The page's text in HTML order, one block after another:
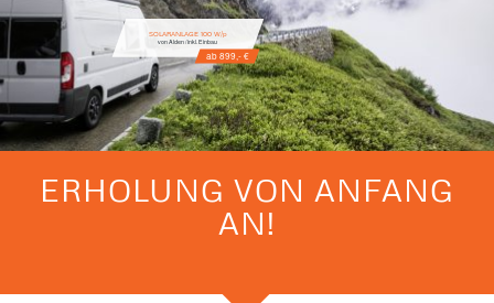
ab 899,- €
von Alden / inkl. Einbau
SOLARANLAGE 100 W/p
ERHOLUNG VON ANFANG
AN!